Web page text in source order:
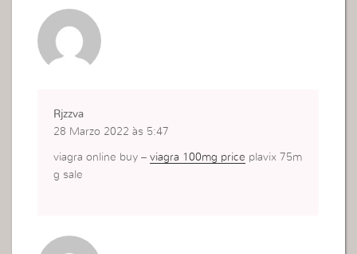
Rjzzva
28 Marzo 2022 às 5:47
viagra online buy –viagra 100mg price plavix 75m
g sale